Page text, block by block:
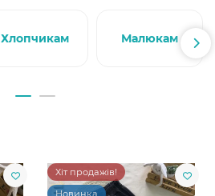
Хлопчикам Малюкам
Хіт продажів!